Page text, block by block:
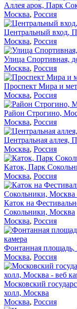
Аллея арок, Парк
Москва, Россия
Центральный вход,
Москва, Россия
Улица Спортивная,
Москва, Россия
Проспект Мира и
Москва, Россия
Район Строгино,
Москва, Россия
Центральная аллея,
Москва, Россия
Каток, Парк
Москва, Россия
Каток на
Сокольники, Москва
Москва, Россия
Фонтанная
Москва, Россия
Московский
холл, Москва
Москва, Россия